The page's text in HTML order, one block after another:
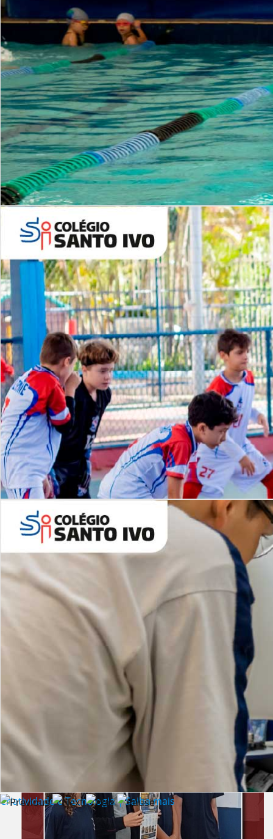
Período Integral | Saiba mais
Desafios | Saiba mais
Criatividade e Tecnologia | Saiba mais
INSTITUCIONAL
Lista de vídeos
NOSSOCANAL